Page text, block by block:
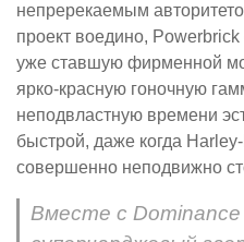
непререкаемым
проект воедино,
уже ставшую фирменной
ярко-красную гоночную
неподвластную времени
быстрой, даже когда
совершенно неподвижно
Вместе с